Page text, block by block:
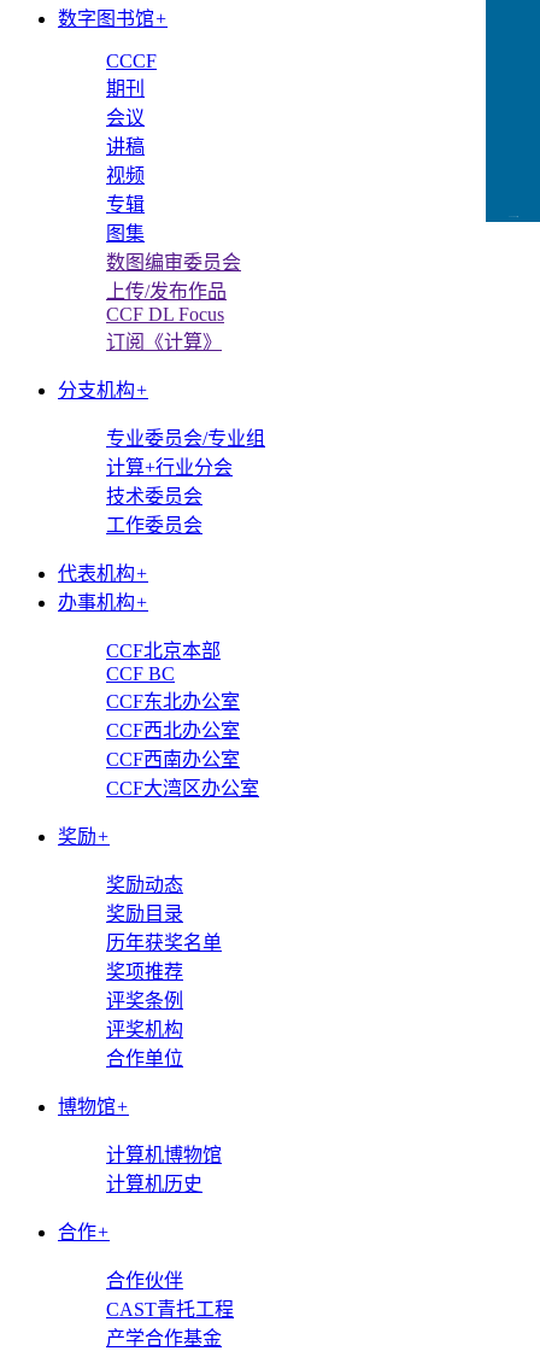
数字图书馆+
CCCF
期刊
会议
讲稿
视频
专辑
图集
数图编审委员会
上传/发布作品
CCF DL Focus
订阅《计算》
分支机构+
专业委员会/专业组
计算+行业分会
技术委员会
工作委员会
代表机构+
办事机构+
CCF北京本部
CCF BC
CCF东北办公室
CCF西北办公室
CCF西南办公室
CCF大湾区办公室
奖励+
奖励动态
奖励目录
历年获奖名单
奖项推荐
评奖条例
评奖机构
合作单位
博物馆+
计算机博物馆
计算机历史
合作+
合作伙伴
CAST青托工程
产学合作基金